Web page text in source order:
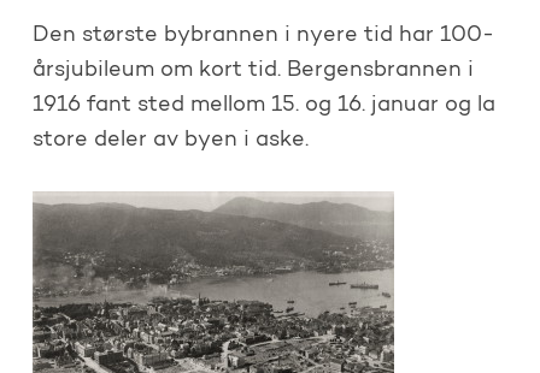
Den største bybrannen i nyere tid har 100-
årsjubileum om kort tid. Bergensbrannen i
1916 fant sted mellom 15. og 16. januar og la
store deler av byen i aske.